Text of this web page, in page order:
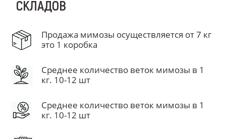
СКЛАДОВ
Продажа мимозы осуществляется от 7 кг
это 1 коробка
Среднее количество веток мимозы в 1
кг. 10-12 шт
Среднее количество веток мимозы в 1
кг. 10-12 шт